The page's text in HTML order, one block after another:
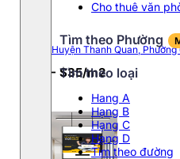
Cho thuê văn
Tìm theo Phường
Tìm theo loại
Hang A
Hạng B
Hạng C
Hạng D
Tìm theo đường
17 Bà Huyện Thanh Quan,
$25 - $35/m2